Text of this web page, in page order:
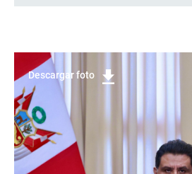
Descargar foto